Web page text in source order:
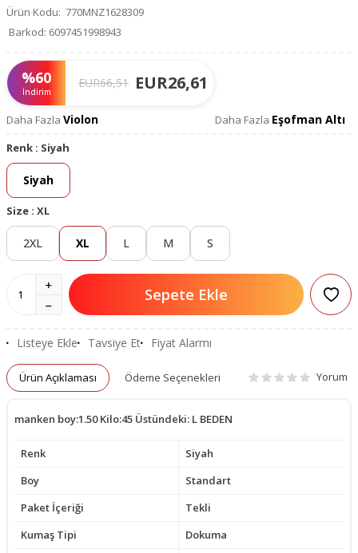
Ürün Kodu: 770MNZ1628309
Barkod: 6097451998943
%60
İndirim
EUR66,51 EUR26,61
Daha Fazla Violon Daha Fazla Eşofman Altı
Renk : Siyah
Siyah
Size : XL
2XL XL L M S
Sepete Ekle
Listeye Ekle Tavsiye Et Fiyat Alarmı
Ürün Açıklaması Ödeme Seçenekleri Yorum
manken boy:1.50 Kilo:45 Üstündeki: L BEDEN
Renk
Siyah
Boy
Standart
Paket İçeriği
Tekli
Kumaş Tipi
Dokuma